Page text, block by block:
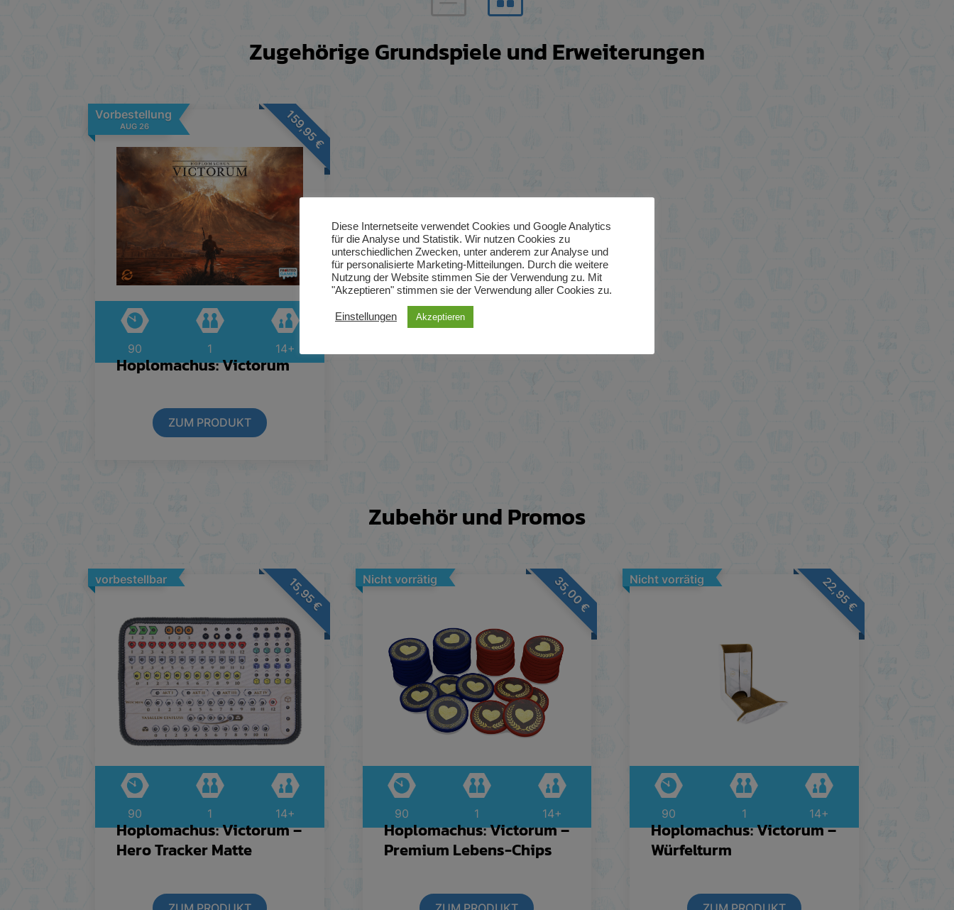
Zugehörige Grundspiele und Erweiterungen
Hoplomachus: Victorum
ZUM PRODUKT
90 1 14+
159,95
€
Vorbestellung
AUG 26
Zubehör und Promos
Hoplomachus: Victorum –
Hero Tracker Matte
90 1 14+
15,95
€
vorbestellbar
Hoplomachus: Victorum –
Premium Lebens-Chips
90 1 14+
35,00
€
Nicht vorrätig
Hoplomachus: Victorum –
Würfelturm
90 1 14+
22,95
€
Nicht vorrätig
Diese Internetseite verwendet Cookies und Google Analytics
für die Analyse und Statistik. Wir nutzen Cookies zu
unterschiedlichen Zwecken, unter anderem zur Analyse und
für personalisierte Marketing-Mitteilungen. Durch die weitere
Nutzung der Website stimmen Sie der Verwendung zu. Mit
"Akzeptieren" stimmen sie der Verwendung aller Cookies zu.
Einstellungen Akzeptieren